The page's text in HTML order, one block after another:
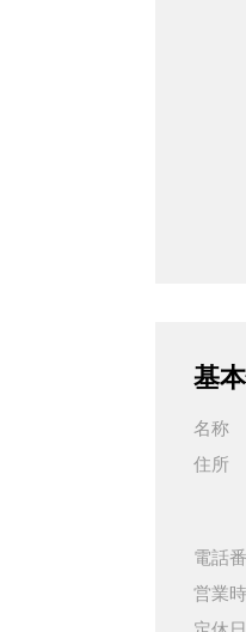
基
名称
住所
電話
営業